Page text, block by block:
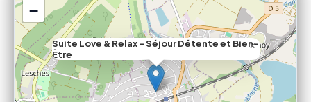
Suite Love & Relax – Séjour Détente et Bien-
Être
×
−